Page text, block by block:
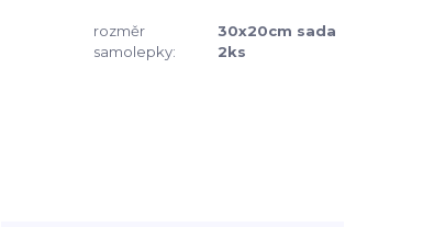
rozměr
samolepky:
30x20cm sada
2ks